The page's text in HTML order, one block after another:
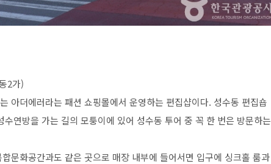
2가)
아더에러라는 패션 쇼핑몰에서 운영하는 편집샵이다. 성수동 편집숍
연방을 가는 길의 모퉁이에 있어 성수동 투어 중 꼭 한 번은 방문하는
문화공간과도 같은 곳으로 매장 내부에 들어서면 입구에 싱크홀 룸과